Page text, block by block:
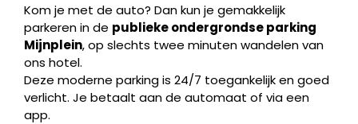
Kom je met de auto? Dan kun je gemakkelijk
parkeren in de publieke ondergrondse parking
Mijnplein, op slechts twee minuten wandelen van
ons hotel.
Deze moderne parking is 24/7 toegankelijk en goed
verlicht. Je betaalt aan de automaat of via een
app.